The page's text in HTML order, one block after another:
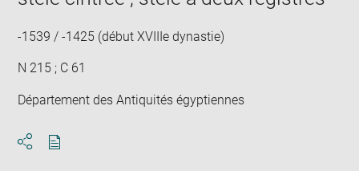
-1539 / -1425 (début XVIIIe dynastie)
N 215 ; C 61
Département des Antiquités égyptiennes